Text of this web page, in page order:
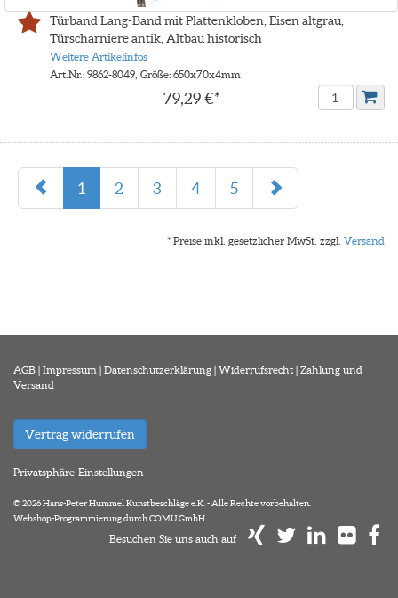
Türband Lang-Band mit Plattenkloben, Eisen altgrau,
Türscharniere antik, Altbau historisch
Weitere Artikelinfos
Art.Nr.: 9862-8049, Größe: 650x70x4mm
79,29 €*
1 2 3 4 5
* Preise inkl. gesetzlicher MwSt. zzgl. Versand
AGB | Impressum | Datenschutzerklärung | Widerrufsrecht | Zahlung und
Versand
Vertrag widerrufen
Privatsphäre-Einstellungen
© 2026 Hans-Peter Hummel Kunstbeschläge e.K. - Alle Rechte vorbehalten.
Webshop-Programmierung durch COMU GmbH
Besuchen Sie uns auch auf